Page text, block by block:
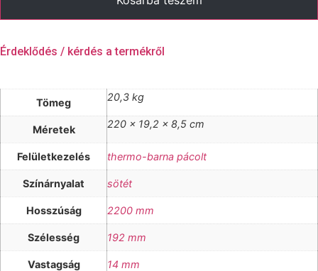
Érdeklődés / kérdés a termékről
Tömeg 20,3 kg
Méretek 220 × 19,2 × 8,5 cm
Felületkezelés thermo-barna pácolt
Színárnyalat sötét
Hosszúság 2200 mm
Szélesség 192 mm
Vastagság 14 mm